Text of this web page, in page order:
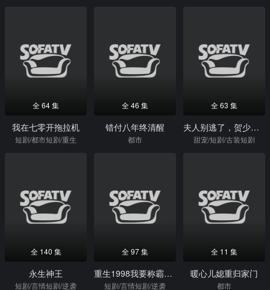
全 64 集
我在七零开拖拉机
短剧/都市短剧/重生
全 46 集
错付八年终清醒
都市
全 63 集
夫人别逃了，贺少真的是来报恩的
甜宠/短剧/古装短剧
全 140 集
永生神王
短剧/言情短剧/逆袭
全 97 集
重生1998我要称霸全世界
短剧/言情短剧/逆袭
全 11 集
暖心儿媳重归家门
都市